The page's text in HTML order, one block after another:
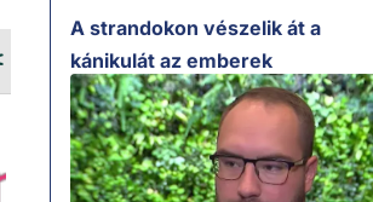
A strandokon vészelik át a
kánikulát az emberek